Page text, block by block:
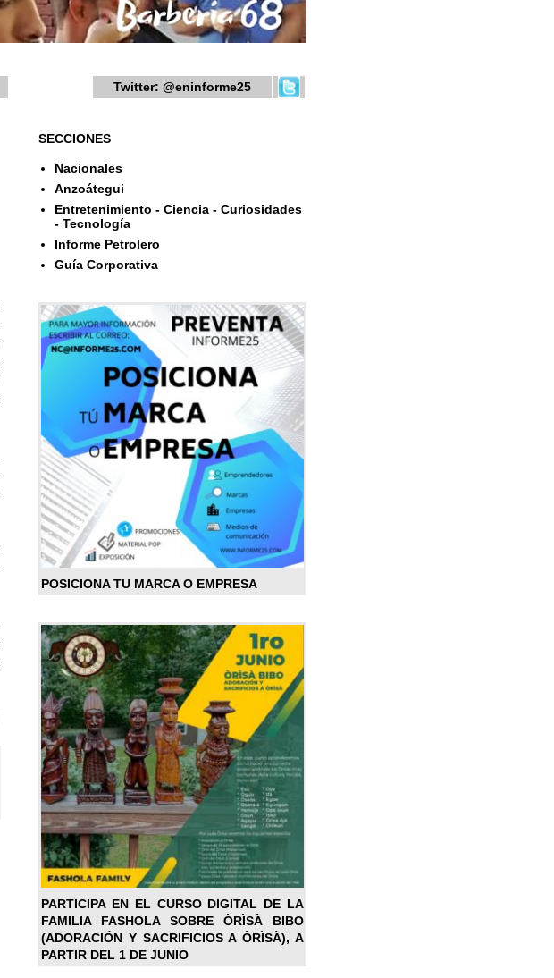
Twitter: @eninforme25
SECCIONES
Nacionales
Anzoátegui
Entretenimiento - Ciencia - Curiosidades
- Tecnología
Informe Petrolero
Guía Corporativa
POSICIONA TU MARCA O EMPRESA
PARTICIPA EN EL CURSO DIGITAL DE LA
FAMILIA FASHOLA SOBRE ÒRÌSÀ BIBO
(ADORACIÓN Y SACRIFICIOS A ÒRÌSÀ), A
PARTIR DEL 1 DE JUNIO